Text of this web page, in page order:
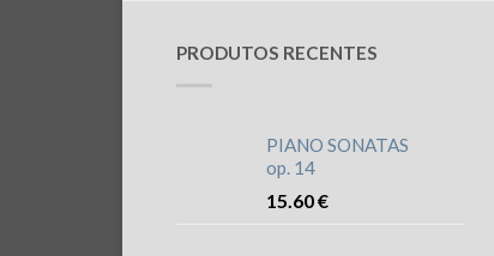
PRODUTOS RECENTES
PIANO SONATAS
op. 14
15.60€